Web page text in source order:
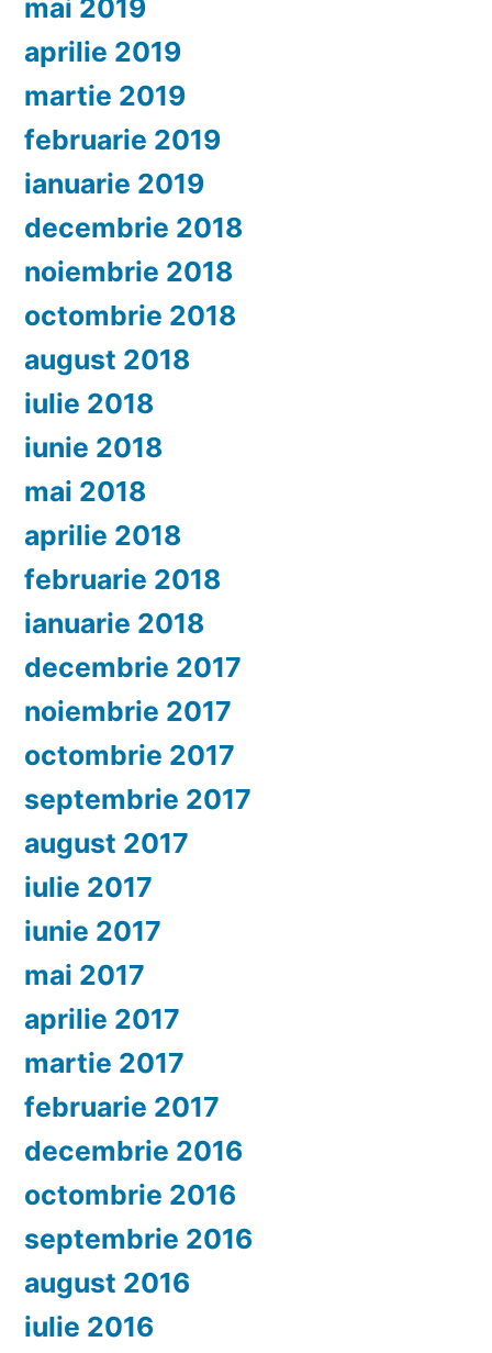
mai 2019
aprilie 2019
martie 2019
februarie 2019
ianuarie 2019
decembrie 2018
noiembrie 2018
octombrie 2018
august 2018
iulie 2018
iunie 2018
mai 2018
aprilie 2018
februarie 2018
ianuarie 2018
decembrie 2017
noiembrie 2017
octombrie 2017
septembrie 2017
august 2017
iulie 2017
iunie 2017
mai 2017
aprilie 2017
martie 2017
februarie 2017
decembrie 2016
octombrie 2016
septembrie 2016
august 2016
iulie 2016